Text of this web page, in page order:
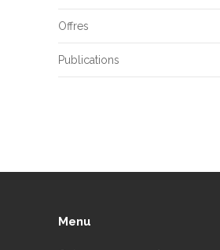
Offres
Publications
Menu